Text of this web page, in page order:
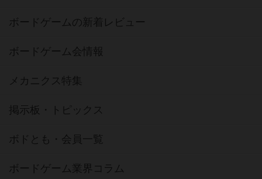
ボードゲームの新着レビュー
ボードゲーム会情報
メカニクス特集
掲示板・トピックス
ボドとも・会員一覧
ボードゲーム業界コラム